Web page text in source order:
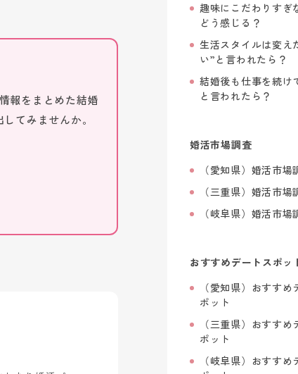
情報をまとめた結婚
てみませんか。
趣味にこだわりすぎ
どう感じる？
生活スタイルは変え
い”と言われたら？
結婚後も仕事を続け
と言われたら？
婚活市場調査
（愛知県）婚活市場
（三重県）婚活市場
（岐阜県）婚活市場
おすすめデートスポッ
（愛知県）おすすめ
ポット
（三重県）おすすめ
ポット
（岐阜県）おすすめ